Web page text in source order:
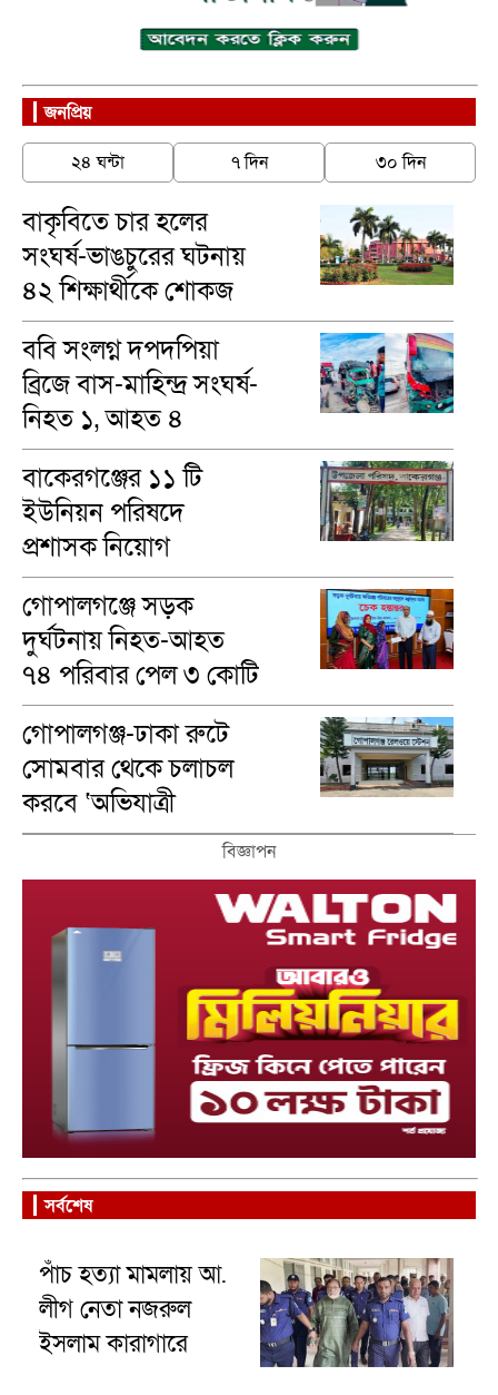
জনপ্রিয়
২৪ ঘন্টা ৭ দিন ৩০ দিন
বাকৃবিতে চার হলের
সংঘর্ষ-ভাঙচুরের ঘটনায়
৪২ শিক্ষার্থীকে শোকজ
ববি সংলগ্ন দপদপিয়া
ব্রিজে বাস-মাহিন্দ্র সংঘর্ষ-
নিহত ১, আহত ৪
বাকেরগঞ্জের ১১ টি
ইউনিয়ন পরিষদে
প্রশাসক নিয়োগ
গোপালগঞ্জে সড়ক
দুর্ঘটনায় নিহত-আহত
৭৪ পরিবার পেল ৩ কোটি
৪৬ লাখ টাকা
গোপালগঞ্জ-ঢাকা রুটে
সোমবার থেকে চলাচল
করবে ‘অভিযাত্রী
কমিউটার’ ট্রেন
বিজ্ঞাপন
সর্বশেষ
পাঁচ হত্যা মামলায় আ.
লীগ নেতা নজরুল
ইসলাম কারাগারে